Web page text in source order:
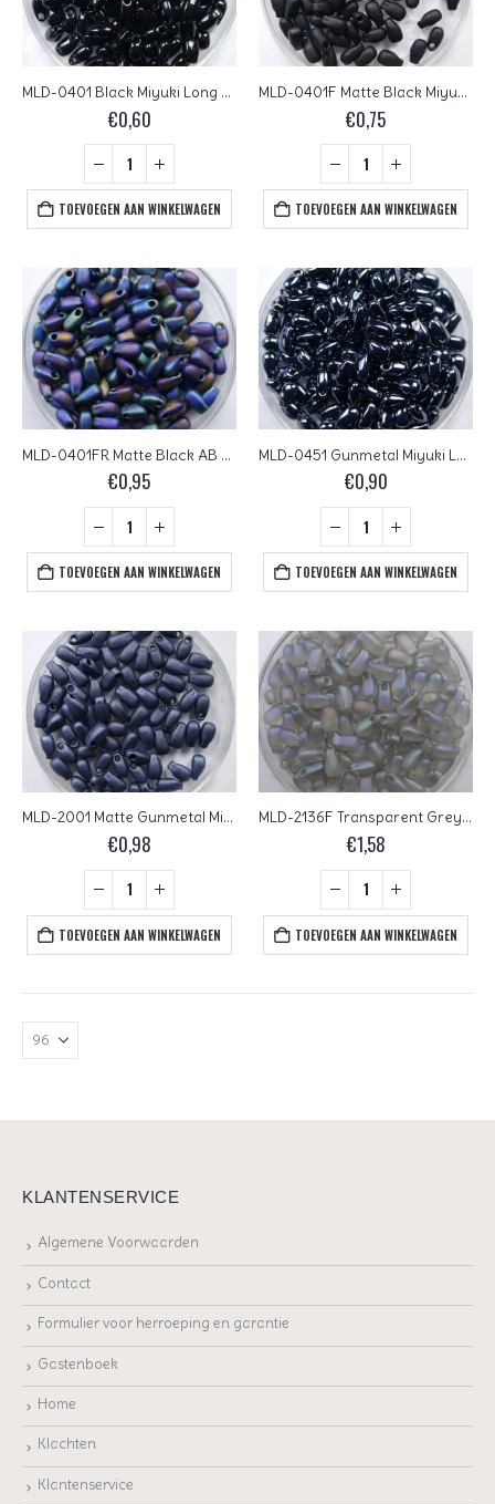
MLD-0401 Black Miyuki Long Drops 3×5,5 mm
€0,60
TOEVOEGEN AAN WINKELWAGEN
MLD-0401F Matte Black Miyuki Long Drops 3×5,5 mm
€0,75
TOEVOEGEN AAN WINKELWAGEN
MLD-0401FR Matte Black AB Miyuki Long Drops 3×5,5 mm
€0,95
TOEVOEGEN AAN WINKELWAGEN
MLD-0451 Gunmetal Miyuki Long Drops 3×5,5 mm
€0,90
TOEVOEGEN AAN WINKELWAGEN
MLD-2001 Matte Gunmetal Miyuki Long Drops 3×5,5 mm
€0,98
TOEVOEGEN AAN WINKELWAGEN
MLD-2136F Transparent Grey AB Matted Miyuki Long Drops 3×5,5 mm 5 gram
€1,58
TOEVOEGEN AAN WINKELWAGEN
KLANTENSERVICE
Algemene Voorwaarden
Contact
Formulier voor herroeping en garantie
Gastenboek
Home
Klachten
Klantenservice